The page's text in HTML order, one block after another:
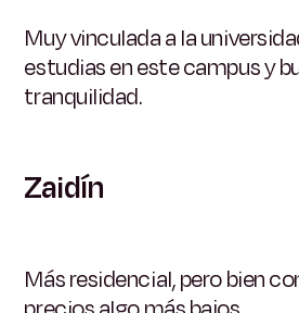
Muy vinculada a la
estudias en este campus y
tranquilidad.
Zaidín
Más residencial, pero bien